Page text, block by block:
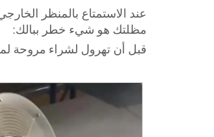
عند الاستمتاع بالمنظر
مظلتك هو شيء خطر ببالك:
قبل أن تهرول لشراء مروحة